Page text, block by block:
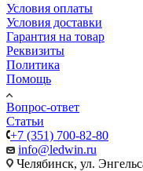
Условия оплаты
Условия доставки
Гарантия на товар
Реквизиты
Политика
Помощь
Вопрос-ответ
Статьи
+7 (351) 700-82-80
info@ledwin.ru
Челябинск, ул.